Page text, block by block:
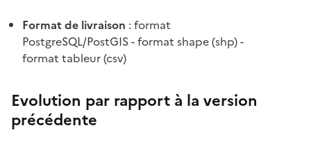
Format de livraison : format
PostgreSQL/PostGIS - format shape (shp) -
format tableur (csv)
Evolution par rapport à la version
précédente